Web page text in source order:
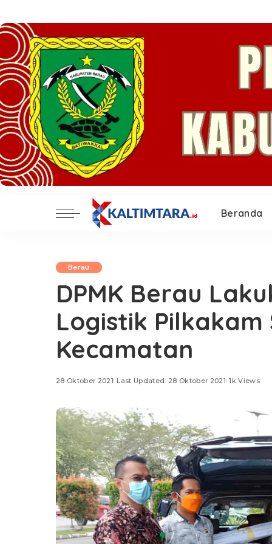
Beranda
Berau
DPMK Berau
Logistik Pilkakam
Kecamatan
28 Oktober 2021 Last Updated: 28 Oktober 2021 1k Views